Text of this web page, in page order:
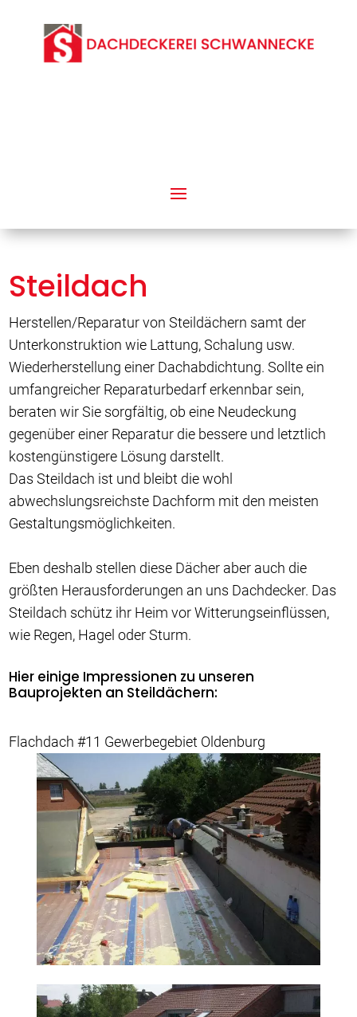
Steildach
Herstellen/Reparatur von Steildächern samt der
Unterkonstruktion wie Lattung, Schalung usw.
Wiederherstellung einer Dachabdichtung. Sollte ein
umfangreicher Reparaturbedarf erkennbar sein,
beraten wir Sie sorgfältig, ob eine Neudeckung
gegenüber einer Reparatur die bessere und letztlich
kostengünstigere Lösung darstellt.
Das Steildach ist und bleibt die wohl
abwechslungsreichste Dachform mit den meisten
Gestaltungsmöglichkeiten.
Eben deshalb stellen diese Dächer aber auch die
größten Herausforderungen an uns Dachdecker. Das
Steildach schütz ihr Heim vor Witterungseinflüssen,
wie Regen, Hagel oder Sturm.
Hier einige Impressionen zu unseren
Bauprojekten an Steildächern:
Flachdach #11 Gewerbegebiet Oldenburg